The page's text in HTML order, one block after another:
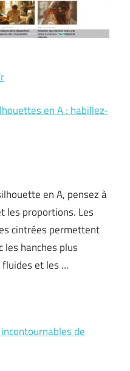
en A : habillez-
en A, pensez à
les proportions. Les
cintrées permettent
les hanches plus
fluides et les …
de